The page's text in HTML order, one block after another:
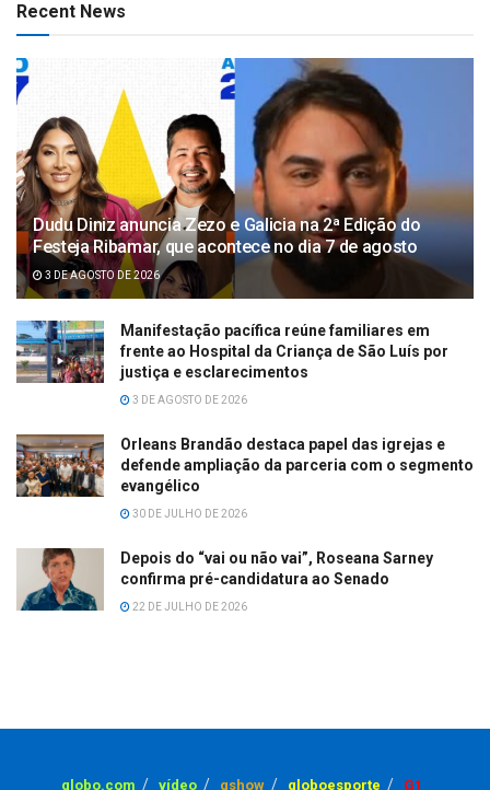
Recent News
Dudu Diniz anuncia Zezo e Galicia na 2ª Edição do
Festeja Ribamar, que acontece no dia 7 de agosto
3 DE AGOSTO DE 2026
Manifestação pacífica reúne familiares em
frente ao Hospital da Criança de São Luís por
justiça e esclarecimentos
3 DE AGOSTO DE 2026
Orleans Brandão destaca papel das igrejas e
defende ampliação da parceria com o segmento
evangélico
30 DE JULHO DE 2026
Depois do “vai ou não vai”, Roseana Sarney
confirma pré-candidatura ao Senado
22 DE JULHO DE 2026
globo.com vídeo gshow globoesporte G1